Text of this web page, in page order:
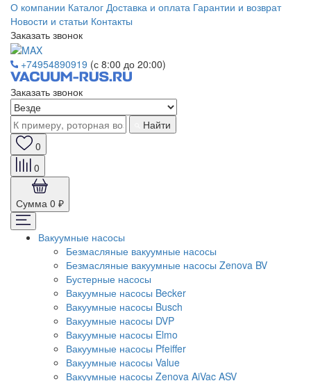
О компании Каталог Доставка и оплата Гарантии и возврат
Новости и статьи Контакты
Заказать звонок
+74954890919 (с 8:00 до 20:00)
Заказать звонок
Найти
0
0
Сумма 0 ₽
Вакуумные насосы
Безмасляные вакуумные насосы
Безмасляные вакуумные насосы Zenova BV
Бустерные насосы
Вакуумные насосы Becker
Вакуумные насосы Busch
Вакуумные насосы DVP
Вакуумные насосы Elmo
Вакуумные насосы Pfeiffer
Вакуумные насосы Value
Вакуумные насосы Zenova AiVac ASV